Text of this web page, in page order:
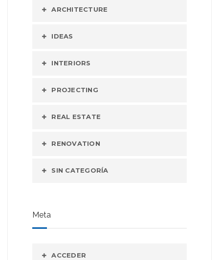
ARCHITECTURE
IDEAS
INTERIORS
PROJECTING
REAL ESTATE
RENOVATION
SIN CATEGORÍA
Meta
ACCEDER